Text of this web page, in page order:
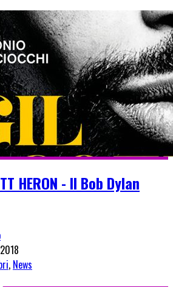
HERON - Il Bob Dylan
, News